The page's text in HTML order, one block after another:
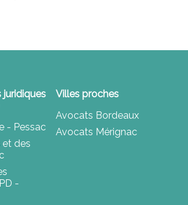
juridiques
- Pessac
et des
-
Villes proches
Avocats Bordeaux
Avocats Mérignac